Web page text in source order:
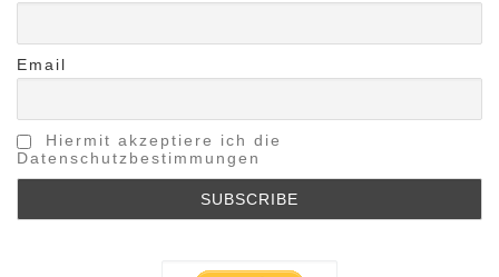
Email
Hiermit akzeptiere ich die
Datenschutzbestimmungen